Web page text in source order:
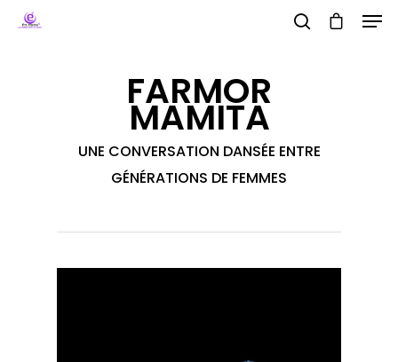
Hit enter to search or ESC to close
FARMOR
MAMITA
UNE CONVERSATION DANSÉE ENTRE
GÉNÉRATIONS DE FEMMES